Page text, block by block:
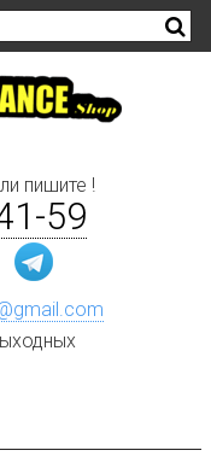
пишите !
59